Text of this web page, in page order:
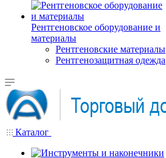
Рентгеновское оборудование и
материалы
Рентгеновские материалы
Рентгенозащитная одежда
Каталог